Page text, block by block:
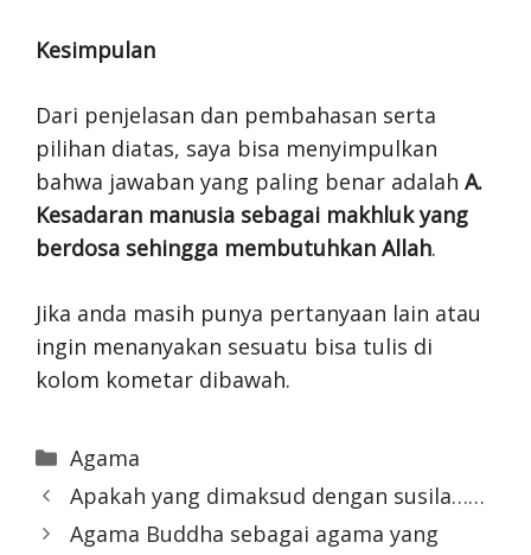
Kesimpulan
Dari penjelasan dan pembahasan serta
pilihan diatas, saya bisa menyimpulkan
bahwa jawaban yang paling benar adalah A.
Kesadaran manusia sebagai makhluk yang
berdosa sehingga membutuhkan Allah.
Jika anda masih punya pertanyaan lain atau
ingin menanyakan sesuatu bisa tulis di
kolom kometar dibawah.
Categories
Agama
Apakah yang dimaksud dengan susila……
Agama Buddha sebagai agama yang